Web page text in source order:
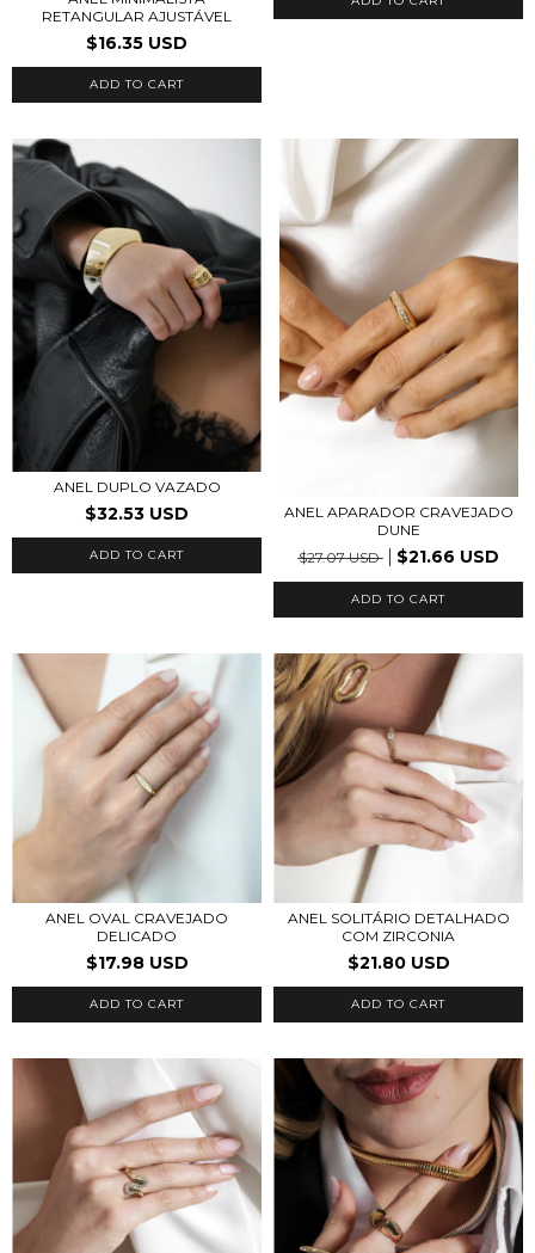
RETANGULAR AJUSTÁVEL
$16.35 USD
ADD TO CART
ANEL DUPLO VAZADO
$32.53 USD
ADD TO CART
ANEL APARADOR CRAVEJADO
DUNE
$27.07 USD
$21.66 USD
ADD TO CART
ANEL OVAL CRAVEJADO
DELICADO
$17.98 USD
ADD TO CART
ANEL SOLITÁRIO DETALHADO
COM ZIRCONIA
$21.80 USD
ADD TO CART